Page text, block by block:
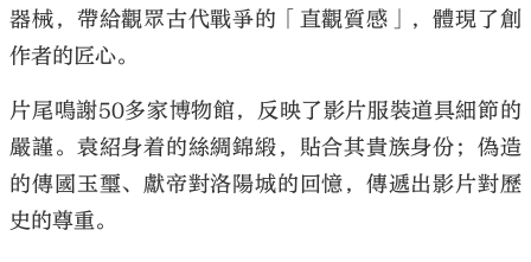
器械，帶給觀眾古代戰爭的「直觀質感」，體現了創
作者的匠心。
片尾鳴謝50多家博物館，反映了影片服裝道具細節的
嚴謹。袁紹身着的絲綢錦緞，貼合其貴族身份；偽造
的傳國玉璽、獻帝對洛陽城的回憶，傳遞出影片對歷
史的尊重。